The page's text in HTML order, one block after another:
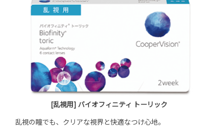
[乱視用] バイオフィニティ トーリック
乱視の瞳でも、クリアな視界と快適なつけ心地。